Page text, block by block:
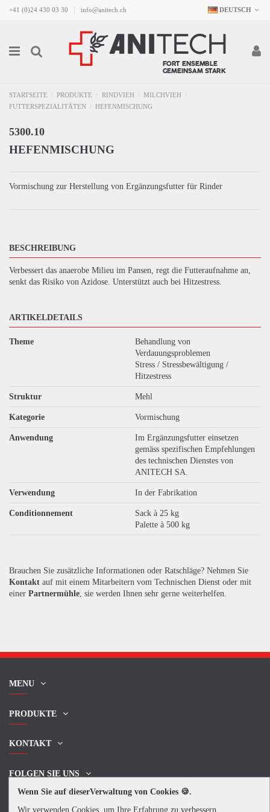
+41 (0)24 430 03 30 info@anitech.ch DEUTSCH
STARTSEITE PRODUKTE RINDVIEH
MILCHVIEH
FUTTERSPEZIALITÄTEN
HEFENMISCHUNG
5300.10
HEFENMISCHUNG
Vormischung zur Herstellung von Ergänzungsfutter für Rinder
BESCHREIBUNG
Verbessert das anaerobe Milieu im Pansen, regt die Futteraufnahme an,
senkt das Risiko von Azidose. Unterstützt auch bei Hitzestress.
ARTIKELDETAILS
Theme
Behandlung von
Verdauungsproblemen
Stress / Stressbewältigung /
Hitzestress
Struktur Mehl
Kategorie Vormischung
Anwendung
Im Ergänzungsfutter einsetzen
gemäss spezifischen Empfehlungen
des technischen Dienstes von
ANITECH SA.
Verwendung In der Fabrikation
Conditionnement
Sack à 25 kg
Palette à 500 kg
Brauchen Sie zusätzliche Informationen oder Ratschläge? Nehmen Sie
Kontakt auf mit einem Mitarbeitern vom Technischen Dienst oder mit
einer Partnermühle, sie werden Ihnen sehr gerne weiterhelfen.
MENU
PRODUKTE
KONTAKT
FOLGEN SIE UNS
Wenn Sie auf dieserVerwaltung von Cookies 🍪.
Wir verwenden Cookies, um Ihre Erfahrung zu verbessern,